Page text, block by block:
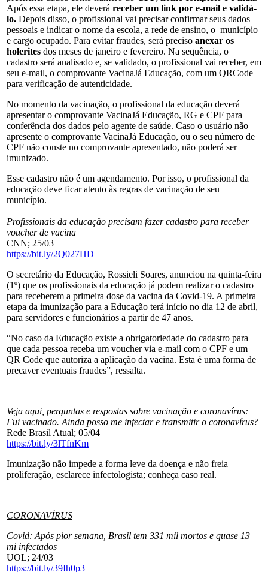
Após essa etapa, ele deverá receber um link por e-mail e validá-
lo. Depois disso, o profissional vai precisar confirmar seus dados
pessoais e indicar o nome da escola, a rede de ensino, o município
e cargo ocupado. Para evitar fraudes, será preciso anexar os
holerites dos meses de janeiro e fevereiro. Na sequência, o
cadastro será analisado e, se validado, o profissional vai receber, em
seu e-mail, o comprovante VacinaJá Educação, com um QRCode
para verificação de autenticidade.
No momento da vacinação, o profissional da educação deverá
apresentar o comprovante VacinaJá Educação, RG e CPF para
conferência dos dados pelo agente de saúde. Caso o usuário não
apresente o comprovante VacinaJá Educação, ou o seu número de
CPF não conste no comprovante apresentado, não poderá ser
imunizado.
Esse cadastro não é um agendamento. Por isso, o profissional da
educação deve ficar atento às regras de vacinação de seu
município.
Profissionais da educação precisam fazer cadastro para receber
voucher de vacina
CNN; 25/03
https://bit.ly/2Q027HD
O secretário da Educação, Rossieli Soares, anunciou na quinta-feira
(1º) que os profissionais da educação já podem realizar o cadastro
para receberem a primeira dose da vacina da Covid-19. A primeira
etapa da imunização para a Educação terá início no dia 12 de abril,
para servidores e funcionários a partir de 47 anos.
“No caso da Educação existe a obrigatoriedade do cadastro para
que cada pessoa receba um voucher via e-mail com o CPF e um
QR Code que autoriza a aplicação da vacina. Esta é uma forma de
precaver eventuais fraudes”, ressalta.
Veja aqui, perguntas e respostas sobre vacinação e coronavírus:
Fui vacinado. Ainda posso me infectar e transmitir o coronavírus?
Rede Brasil Atual; 05/04
https://bit.ly/3lTfnKm
Imunização não impede a forma leve da doença e não freia
proliferação, esclarece infectologista; conheça caso real.
CORONAVÍRUS
Covid: Após pior semana, Brasil tem 331 mil mortos e quase 13
mi infectados
UOL; 24/03
https://bit.ly/39Ih0p3